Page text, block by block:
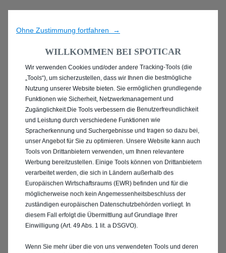
ENTDECKEN SIE ALLE
GEBRAUCHTWAGEN IN
LINGEN (EMS)
Ohne Zustimmung fortfahren →
WILLKOMMEN BEI SPOTICAR
Wir verwenden Cookies und/oder andere Tracking-Tools (die
„Tools“), um sicherzustellen, dass wir Ihnen die bestmögliche
Nutzung unserer Website bieten. Sie ermöglichen grundlegende
Funktionen wie Sicherheit, Netzwerkmanagement und
Zugänglichkeit.Die Tools verbessern die Benutzerfreundlichkeit
und Leistung durch verschiedene Funktionen wie
Spracherkennung und Suchergebnisse und tragen so dazu bei,
unser Angebot für Sie zu optimieren. Unsere Website kann auch
Tools von Drittanbietern verwenden, um Ihnen relevantere
Werbung bereitzustellen. Einige Tools können von Drittanbietern
verarbeitet werden, die sich in Ländern außerhalb des
Europäischen Wirtschaftsraums (EWR) befinden und für die
möglicherweise noch kein Angemessenheitsbeschluss der
zuständigen europäischen Datenschutzbehörden vorliegt. In
diesem Fall erfolgt die Übermittlung auf Grundlage Ihrer
Einwilligung (Art. 49 Abs. 1 lit. a DSGVO).
Wenn Sie mehr über die von uns verwendeten Tools und deren